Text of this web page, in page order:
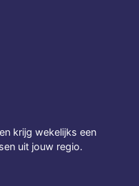
krijg wekelijks een
uit jouw regio.